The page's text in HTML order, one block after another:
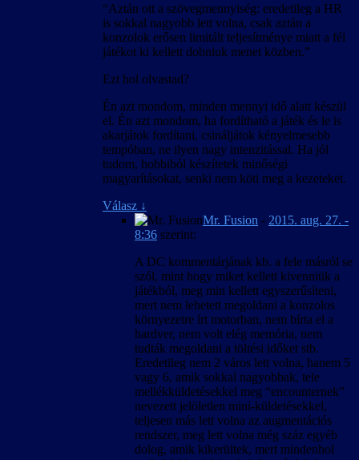
“Aztán ott a szövegmennyiség: eredetileg a HR
is sokkal nagyobb lett volna, csak aztán a
konzolok erősen limitált teljesítménye miatt a fél
játékot ki kellett dobniuk menet közben.”
Ezt hol olvastad?
Én azt mondom, minden mennyi idő alatt készül
el. Én azt mondom, ha fordítható a játék és le is
akarjátok fordítani, csináljátok kényelmesebb
tempóban, ne ilyen nagy intenzitással. Ha jól
tudom, hobbiból készítetek minőségi
magyarításokat, senki nem köti meg a kezeteket.
Válasz ↓
Mr. Fusion - 2015. aug. 27. -
8:36 szerint:
A DC kommentárjának kb. a fele másról se
szól, mint hogy miket kellett kivenniük a
játékból, meg min kellett egyszerűsíteni,
mert nem lehetett megoldani a konzolos
környezetre írt motorban, nem bírta el a
hardver, nem volt elég memória, nem
tudták megoldani a töltési időket stb.
Eredetileg nem 2 város lett volna, hanem 5
vagy 6, amik sokkal nagyobbak, tele
mellékküldetésekkel meg “encounternek”
nevezett jelöletlen mini-küldetésekkel,
teljesen más lett volna az augmentációs
rendszer, meg lett volna még száz egyéb
dolog, amik kikerültek, mert mindenhol